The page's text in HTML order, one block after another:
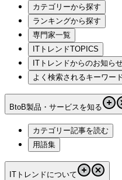
カテゴリーから探す
ランキングから探す
専門家一覧
ITトレンドTOPICS
ITトレンドからのお知ら
よく検索されるキーワー
BtoB製品・サービスを知る
カテゴリー記事を読む
用語集
ITトレンドについて